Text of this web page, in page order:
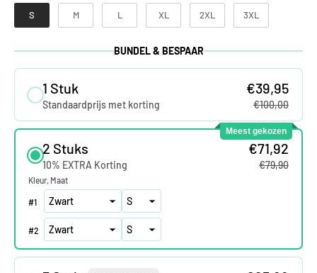
S M L XL 2XL 3XL
BUNDEL & BESPAAR
1 Stuk
Standaardprijs met korting
€39,95
€100,00
Meest gekozen
2 Stuks
10% EXTRA Korting
€71,92
€79,90
Kleur Maat
#1
#2